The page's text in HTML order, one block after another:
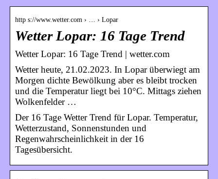
http s://www.wetter.com › … › Lopar
Wetter Lopar: 16 Tage Trend
Wetter Lopar: 16 Tage Trend | wetter.com
Wetter heute, 21.02.2023. In Lopar überwiegt am
Morgen dichte Bewölkung aber es bleibt trocken
und die Temperatur liegt bei 10°C. Mittags ziehen
Wolkenfelder …
Der 16 Tage Wetter Trend für Lopar. Temperatur,
Wetterzustand, Sonnenstunden und
Regenwahrscheinlichkeit in der 16
Tagesübersicht.